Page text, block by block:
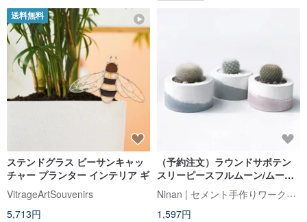
送料無料
ステンドグラス ビーサンキャッ
チャー プランター インテリア ギ
VitrageArtSouvenirs
5,713円
（予約注文）ラウンドサボテン
スリーピースフルムーン/ムーン
フルート/シュエファン-小さなラ
ウンドグラデーションセメント
植栽
Ninan | セメント手作りワークショップ
1,597円